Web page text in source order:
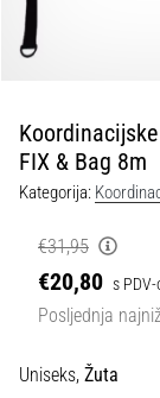
tisak
i
obradu
1. 7. 2025
1 min. čitanja
Play
for
More
Victories
FIX & Bag 8m
Kategorija:
€31,95
€20,80 s
Posljednja
Uniseks, Žuta